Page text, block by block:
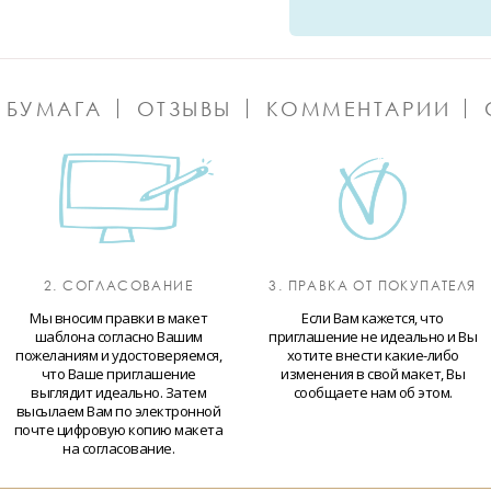
ОТЗЫВЫ КОММЕНТАРИИ
2. СОГЛАСОВАНИЕ
Мы вносим правки в макет
шаблона согласно Вашим
пожеланиям и удостоверяемся,
что Ваше приглашение
выглядит идеально. Затем
высылаем Вам по электронной
почте цифровую копию макета
на согласование.
3. ПРАВКА ОТ ПОКУПАТЕЛЯ
Если Вам кажется, что
приглашение не идеально и Вы
хотите внести какие-либо
изменения в свой макет, Вы
сообщаете нам об этом.